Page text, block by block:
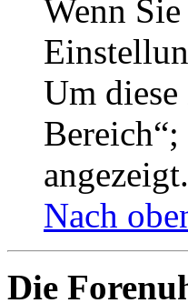
Wenn
Um diese
Nach
Die